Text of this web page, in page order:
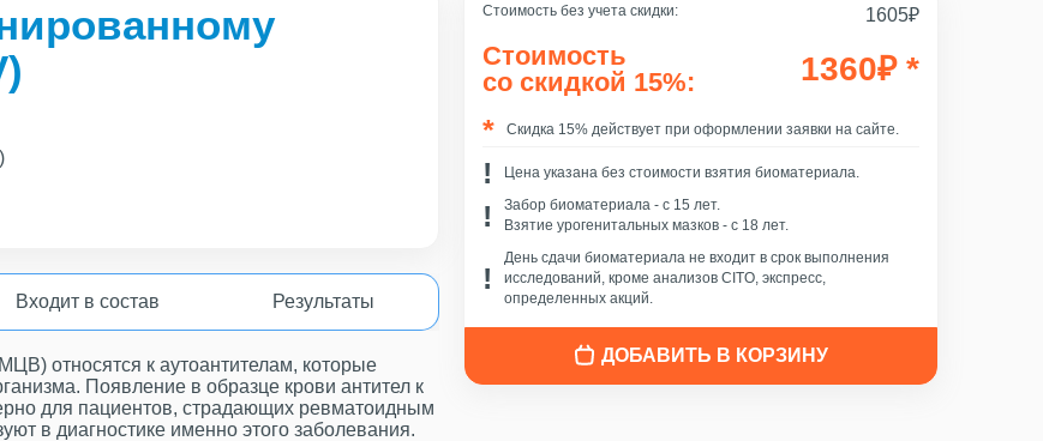
Стоимость без учета скидки: 1605₽
Стоимость
со скидкой 15%:
1360₽ *
Скидка 15% действует при оформлении заявки на сайте.
Цена указана без стоимости взятия биоматериала.
Забор биоматериала - c 15 лет.
Взятие урогенитальных мазков - с 18 лет.
День сдачи биоматериала не входит в срок выполнения
исследований, кроме анализов CITO, экспресс,
определенных акций.
ДОБАВИТЬ В КОРЗИНУ
Входит в состав Результаты
относятся к аутоантителам, которые
Появление в образце крови антител к
для пациентов, страдающих ревматоидным
в диагностике именно этого заболевания.